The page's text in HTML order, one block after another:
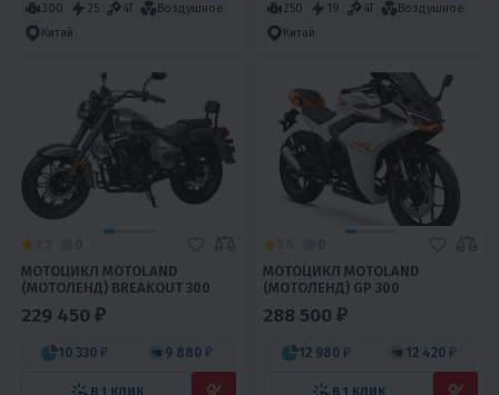
300 25 4T
Воздушное
Китай
250 19 4T
Воздушное
Китай
МОТОЦИКЛ MOTOLAND
(МОТОЛЕНД) BREAKOUT 300
229 450 ₽
10 330 ₽ 9 880 ₽
В 1 КЛИК
МОТОЦИКЛ MOTOLAND
(МОТОЛЕНД) GP 300
288 500 ₽
12 980 ₽ 12 420 ₽
В 1 КЛИК